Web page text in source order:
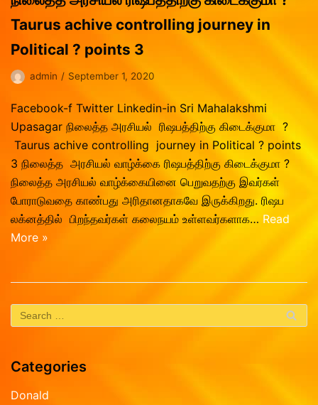
Dhanushu
Magaram
Kumbam
Meenam
Taurus achive controlling journey in
Political ? points 3
admin September 1, 2020
Facebook-f Twitter Linkedin-in Sri Mahalakshmi
Upasagar நிலைத்த அரசியல் ரிஷபத்திற்கு கிடைக்குமா ?
Taurus achive controlling journey in Political ? points
3 நிலைத்த அரசியல் வாழ்க்கை ரிஷபத்திற்கு கிடைக்குமா ?
நிலைத்த அரசியல் வாழ்க்கையினை பெறுவதற்கு இவர்கள்
போராடுவதை காண்பது அரிதானதாகவே இருக்கிறது. ரிஷப
லக்னத்தில் பிறந்தவர்கள் கலைநயம் உள்ளவர்களாக… Read
More »
Categories
Donald